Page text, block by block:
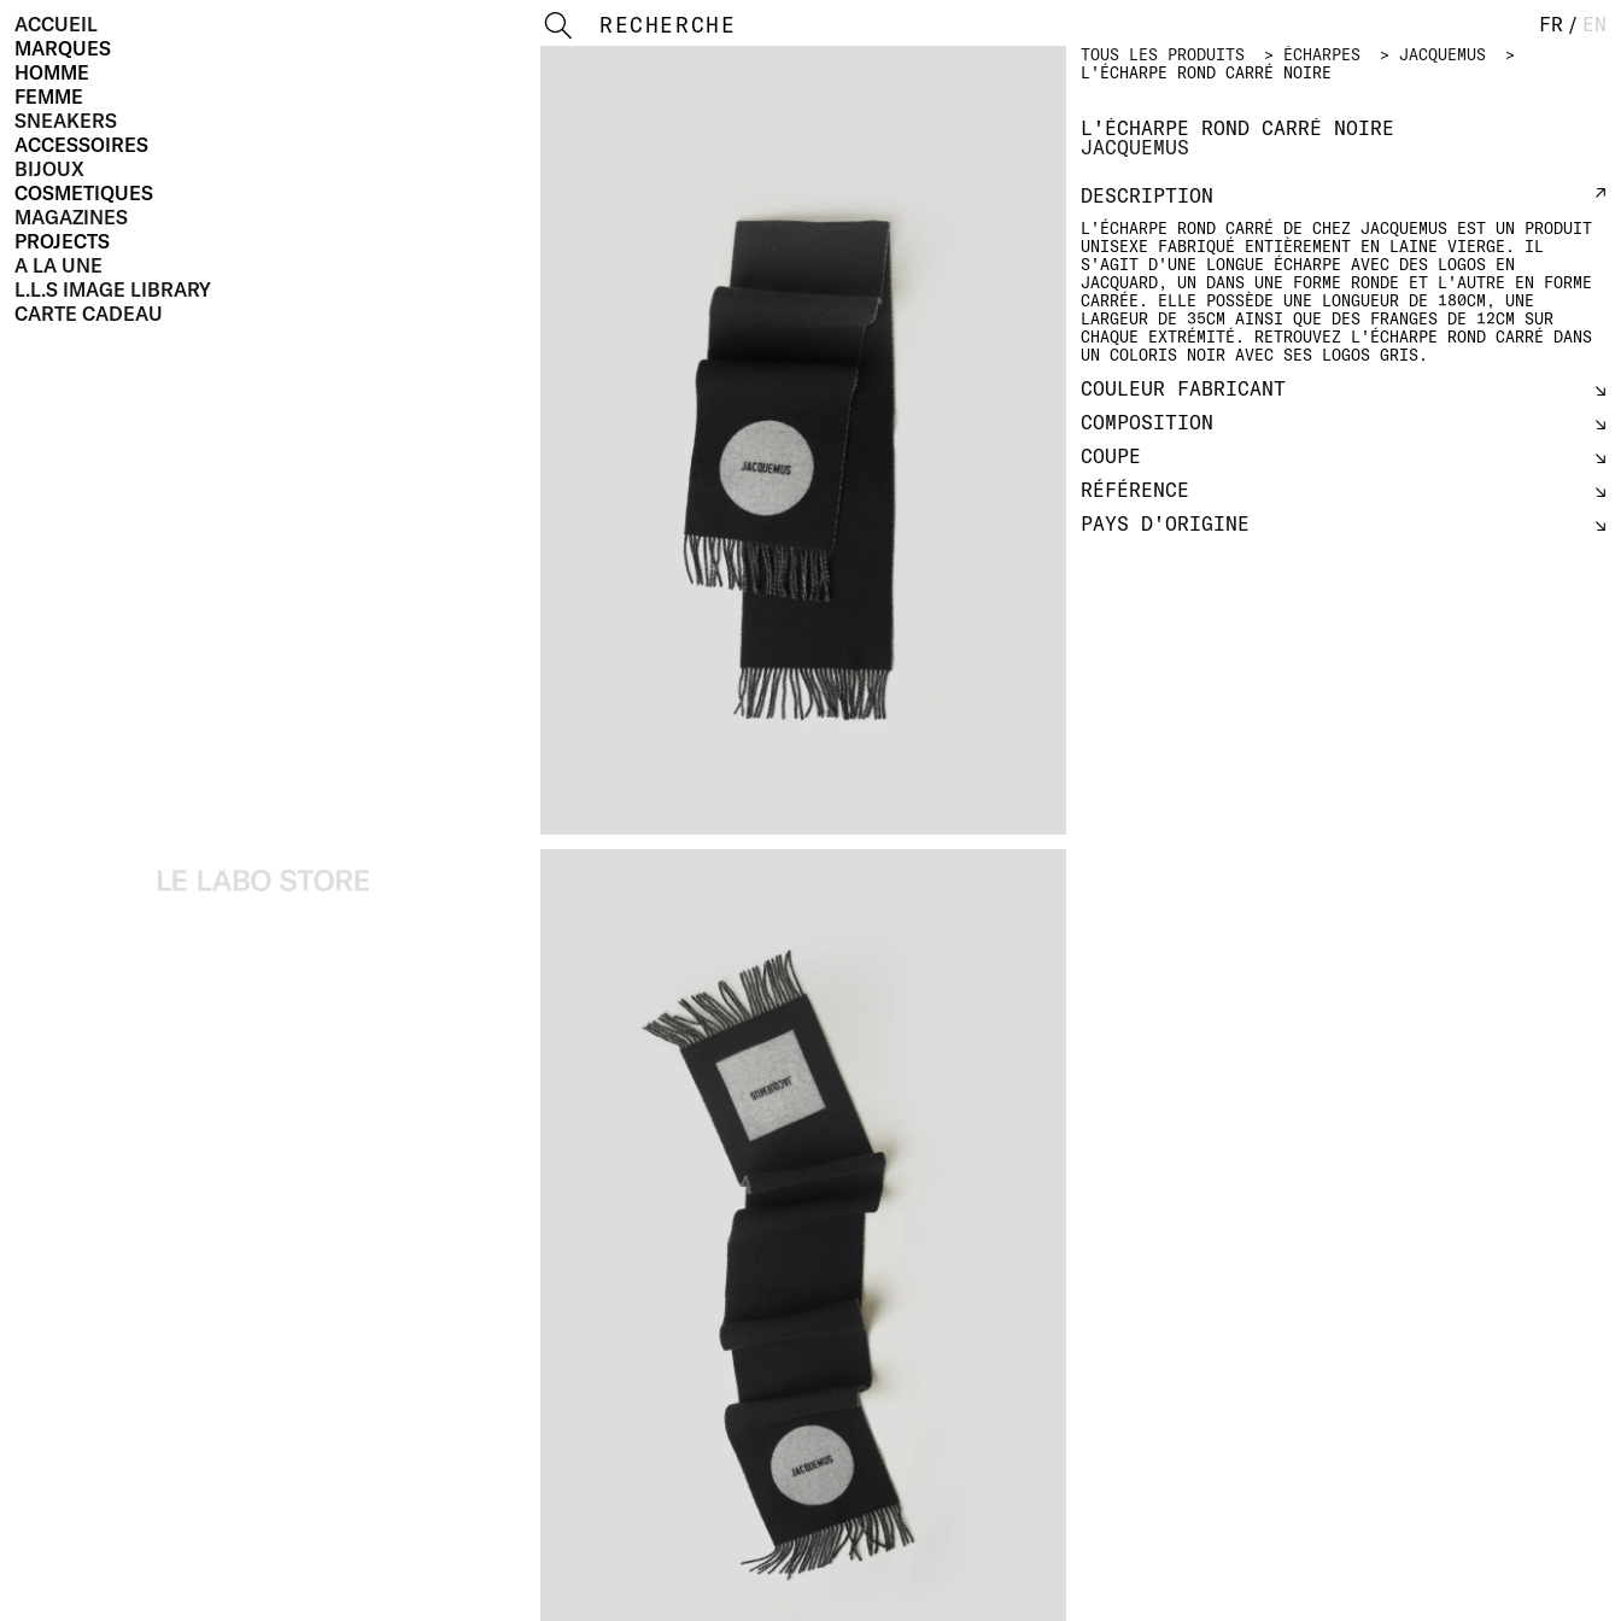
ACCUEIL
MARQUES
HOMME
FEMME
SNEAKERS
ACCESSOIRES
BIJOUX
COSMETIQUES
MAGAZINES
PROJECTS
A LA UNE
L.L.S IMAGE LIBRARY
CARTE CADEAU
RECHERCHE FR / EN
TOUS LES PRODUITS ÉCHARPES
JACQUEMUS
L'ÉCHARPE ROND CARRÉ NOIRE
L'ÉCHARPE ROND CARRÉ NOIRE
JACQUEMUS
DESCRIPTION
L'ÉCHARPE ROND CARRÉ DE CHEZ JACQUEMUS EST UN PRODUIT
UNISEXE FABRIQUÉ ENTIÈREMENT EN LAINE VIERGE. IL
S'AGIT D'UNE LONGUE ÉCHARPE AVEC DES LOGOS EN
JACQUARD, UN DANS UNE FORME RONDE ET L'AUTRE EN FORME
CARRÉE. ELLE POSSÈDE UNE LONGUEUR DE 180CM, UNE
LARGEUR DE 35CM AINSI QUE DES FRANGES DE 12CM SUR
CHAQUE EXTRÉMITÉ. RETROUVEZ L'ÉCHARPE ROND CARRÉ DANS
UN COLORIS NOIR AVEC SES LOGOS GRIS.
COULEUR FABRICANT
COMPOSITION
COUPE
RÉFÉRENCE
PAYS D'ORIGINE